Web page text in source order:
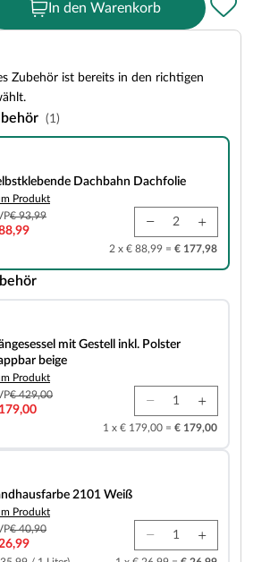
In den Warenkorb
Zubehör ist bereits in den richtigen
(1)
Dachfolie
Dachbahn Dachfolie
Produkt
€ 93,99
2 x € 88,99 = € 177,98
inkl. Polster klappbar beige
mit Gestell inkl. Polster
beige
Produkt
€ 429,00
1 x € 179,00 = € 179,00
Weiß
2101 Weiß
Produkt
€ 40,90